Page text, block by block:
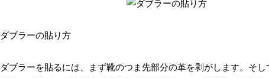
ダブラーの貼り方
ダブラーを貼るには、まず靴のつま先部分の革を剥がします。そ